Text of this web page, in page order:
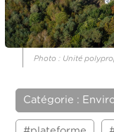
Photo : Unité
Catégorie :